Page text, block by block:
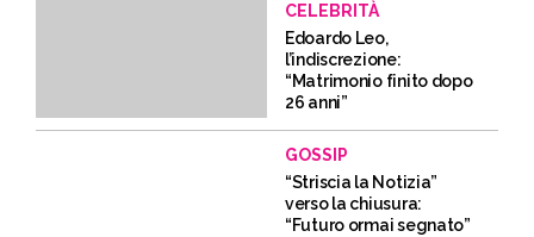
CELEBRITÀ
Edoardo Leo,
l’indiscrezione:
“Matrimonio finito dopo
26 anni”
GOSSIP
“Striscia la Notizia”
verso la chiusura:
“Futuro ormai segnato”